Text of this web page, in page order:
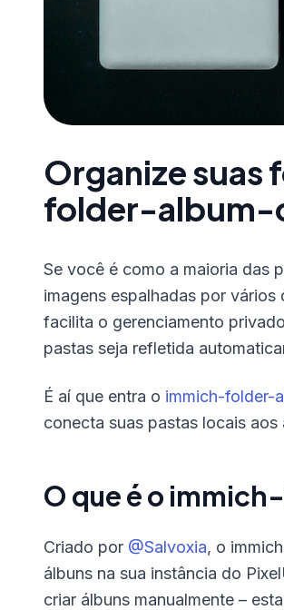
Organize
folder-album-
Se você é como a maioria das
imagens espalhadas por
facilita o gerenciamento
pastas seja refletida
É aí que entra o immich-folder-
conecta suas pastas locais aos
O que é o
Criado por @Salvoxia, o
álbuns na sua instância do
criar álbuns manualmente –